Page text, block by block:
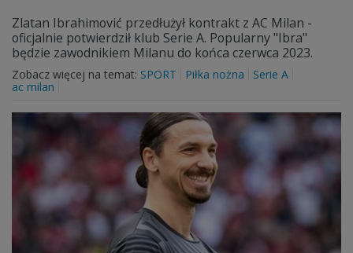
Zlatan Ibrahimović przedłużył kontrakt z AC Milan -
oficjalnie potwierdził klub Serie A. Popularny "Ibra"
będzie zawodnikiem Milanu do końca czerwca 2023.
Zobacz więcej na temat: SPORT Piłka nożna
Serie A
ac milan